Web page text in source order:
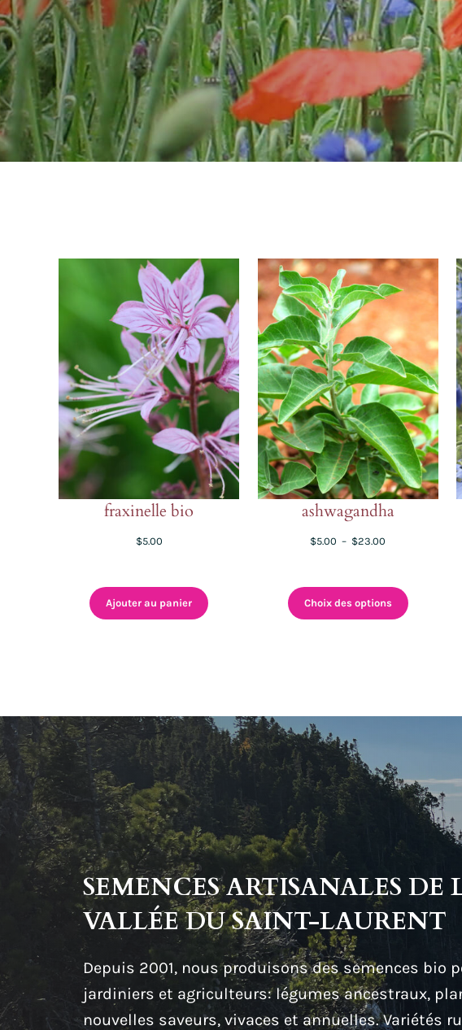
fraxinelle bio
$5.00
Ajouter au panier
ashwagandha
$5.00 – $23.00
$5.00
à
$23.00
Choix des options
SEMENCES ARTISANALES DE
VALLÉE DU SAINT-LAURENT
Depuis 2001, nous produisons des semences bio
jardiniers et agriculteurs: légumes ancestraux,
nouvelles saveurs, vivaces et annuelles. Variétés